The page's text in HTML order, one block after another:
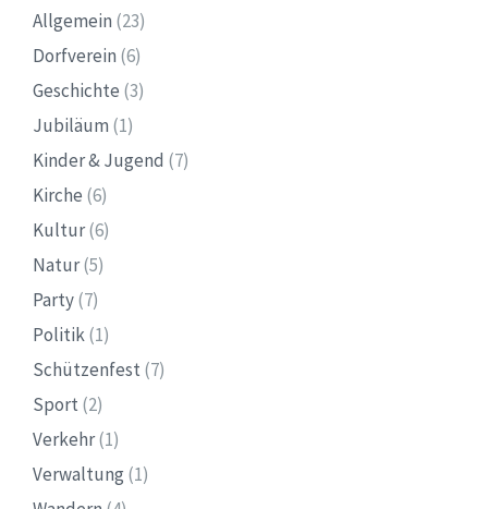
Allgemein (23)
Dorfverein (6)
Geschichte (3)
Jubiläum (1)
Kinder & Jugend (7)
Kirche (6)
Kultur(6)
Natur(5)
Party(7)
Politik(1)
Schützenfest (7)
Sport (2)
Verkehr(1)
Verwaltung (1)